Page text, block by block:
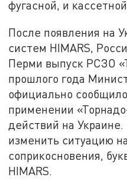
фугасной, и
После появления на
систем HIMARS,
Перми выпуск РСЗО
прошлого года
официально
применении
действий на
изменить ситуацию
соприкосновения,
HIMARS.